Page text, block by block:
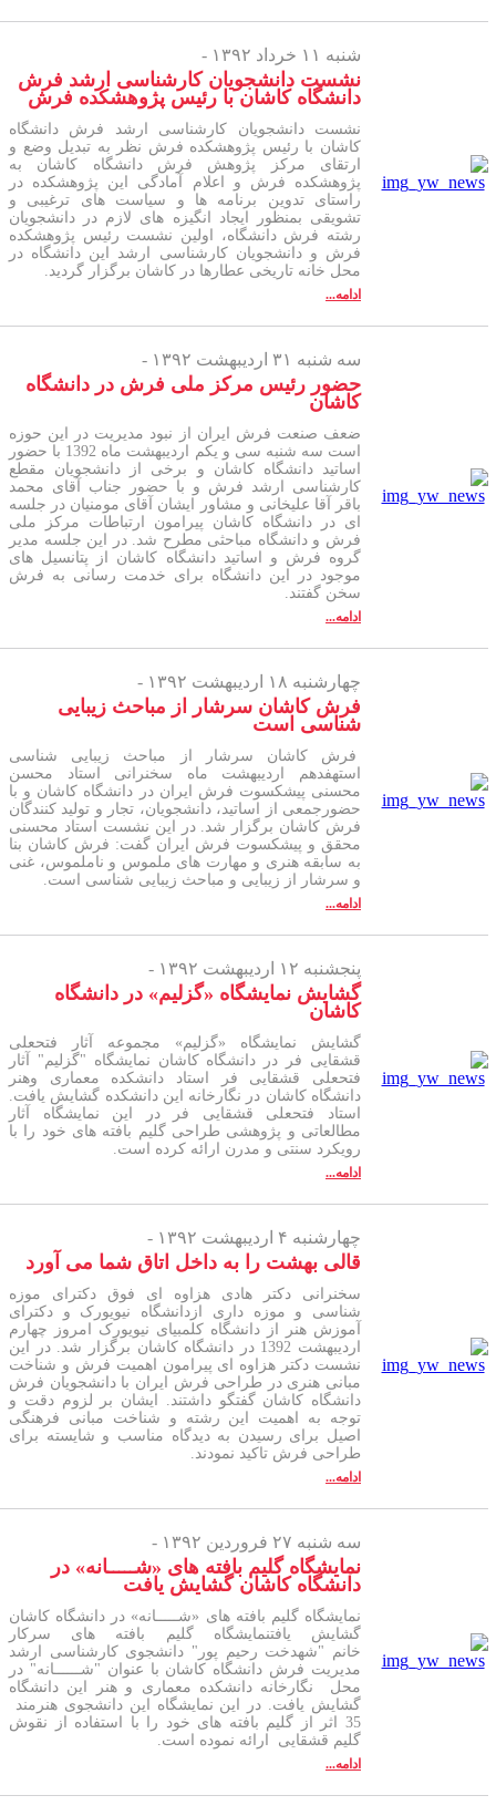
شنبه ۱۱ خرداد ۱۳۹۲ -
نشست دانشجویان کارشناسی ارشد فرش
دانشگاه کاشان با رئیس پژوهشکده فرش
نشست دانشجویان کارشناسی ارشد فرش دانشگاه
کاشان با رئیس پژوهشکده فرش نظر به تبدیل وضع و
ارتقای مرکز پژوهش فرش دانشگاه کاشان به
پژوهشکده فرش و اعلام آمادگی این پژوهشکده در
راستای تدوین برنامه ها و سیاست های ترغیبی و
تشویقی بمنظور ایجاد انگیزه های لازم در دانشجویان
رشته فرش دانشگاه، اولین نشست رئیس پژوهشکده
فرش و دانشجویان کارشناسی ارشد این دانشگاه در
محل خانه تاریخی عطارها در کاشان برگزار گردید.
ادامه...
سه شنبه ۳۱ اردیبهشت ۱۳۹۲ -
حضور رئیس مرکز ملی فرش در دانشگاه
کاشان
ضعف صنعت فرش ایران از نبود مدیریت در این حوزه
است سه شنبه سی و یکم اردیبهشت ماه 1392 با حضور
اساتید دانشگاه کاشان و برخی از دانشجویان مقطع
کارشناسی ارشد فرش و با حضور جناب آقای محمد
باقر آقا علیخانی و مشاور ایشان آقای مومنیان در جلسه
ای در دانشگاه کاشان پیرامون ارتباطات مرکز ملی
فرش و دانشگاه مباحثی مطرح شد. در این جلسه مدیر
گروه فرش و اساتید دانشگاه کاشان از پتانسیل های
موجود در این دانشگاه برای خدمت رسانی به فرش
سخن گفتند.
ادامه...
چهارشنبه ۱۸ اردیبهشت ۱۳۹۲ -
فرش کاشان سرشار از مباحث زیبایی
شناسی است
فرش کاشان سرشار از مباحث زیبایی شناسی
استهفدهم اردیبهشت ماه سخنرانی استاد محسن
محسنی پیشکسوت فرش ایران در دانشگاه کاشان و با
حضورجمعی از اساتید، دانشجویان، تجار و تولید کنندگان
فرش کاشان برگزار شد. در این نشست استاد محسنی
محقق و پیشکسوت فرش ایران گفت: فرش کاشان بنا
به سابقه هنری و مهارت های ملموس و ناملموس، غنی
و سرشار از زیبایی و مباحث زیبایی شناسی است.
ادامه...
پنجشنبه ۱۲ اردیبهشت ۱۳۹۲ -
گشایش نمایشگاه «گزلیم» در دانشگاه
کاشان
گشایش نمایشگاه «گزلیم» مجموعه آثار فتحعلی
قشقایی فر در دانشگاه کاشان نمایشگاه "گزلیم" آثار
فتحعلی قشقایی فر استاد دانشکده معماری وهنر
دانشگاه کاشان در نگارخانه این دانشکده گشایش یافت.
استاد فتحعلی قشقایی فر در این نمایشگاه آثار
مطالعاتی و پژوهشی طراحی گلیم بافته های خود را با
رویکرد سنتی و مدرن ارائه کرده است.
ادامه...
چهارشنبه ۴ اردیبهشت ۱۳۹۲ -
قالی بهشت را به داخل اتاق شما می آورد
سخنرانی دکتر هادی هزاوه ای فوق دکترای موزه
شناسی و موزه داری ازدانشگاه نیویورک و دکترای
آموزش هنر از دانشگاه کلمبیای نیویورک امروز چهارم
اردیبهشت 1392 در دانشگاه کاشان برگزار شد. در این
نشست دکتر هزاوه ای پیرامون اهمیت فرش و شناخت
مبانی هنری در طراحی فرش ایران با دانشجویان فرش
دانشگاه کاشان گفتگو داشتند. ایشان بر لزوم دقت و
توجه به اهمیت این رشته و شناخت مبانی فرهنگی
اصیل برای رسیدن به دیدگاه مناسب و شایسته برای
طراحی فرش تاکید نمودند.
ادامه...
سه شنبه ۲۷ فروردین ۱۳۹۲ -
نمایشگاه گلیم بافته های «شـــــانه» در
دانشگاه کاشان گشایش یافت
نمایشگاه گلیم بافته های «شـــــانه» در دانشگاه کاشان
گشایش یافتنمایشگاه گلیم بافته های سرکار
خانم "شهدخت رحیم پور" دانشجوی کارشناسی ارشد
مدیریت فرش دانشگاه کاشان با عنوان "شــــــانه" در
محل نگارخانه دانشکده معماری و هنر این دانشگاه
گشایش یافت. در این نمایشگاه این دانشجوی هنرمند
35 اثر از گلیم بافته های خود را با استفاده از نقوش
گلیم قشقایی ارائه نموده است.
ادامه...